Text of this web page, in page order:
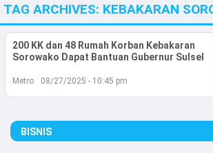
Metro
Ekonomi
Bisnis
Lifestyle
TAG ARCHIVES: KEBAKARAN
200 KK dan 48 Rumah Korban Kebakaran
Sorowako Dapat Bantuan Gubernur Sulsel
Metro 08/27/2025 - 10:45 pm
BISNIS